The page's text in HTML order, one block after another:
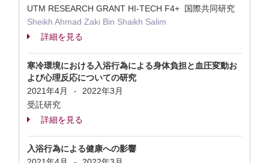
UTM RESEARCH GRANT HI-TECH F4+ 国際共同研究
Sheikh Ahmad Zaki Bin Shaikh Salim
詳細を見る
寒冷環境における入浴行為による身体負担と血圧変動お
よび心理反応についての研究
2021年4月
-
2022年3月
受託研究
詳細を見る
入浴行為による健康への影響